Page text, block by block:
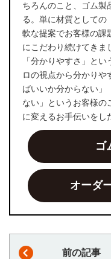
ちろんのこと、ゴム製
る。単に材質としての
軟な提案でお客様の課
にこだわり続けてきま
「分かりやすさ」と
ロの視点から分かりや
ばいいか分からない」
ない」というお客様の
に変えるお手伝いをし
ゴ
オーダ
前の記事